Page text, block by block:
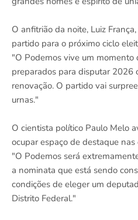
O anfitrião da noite, Luiz
partido para o próximo ciclo
"O Podemos vive um momento
preparados para disputar 2026
renovação. O partido vai
urnas."
O cientista político Paulo Melo
ocupar espaço de destaque
"O Podemos será
a nominata que está sendo
condições de eleger um
Distrito Federal."